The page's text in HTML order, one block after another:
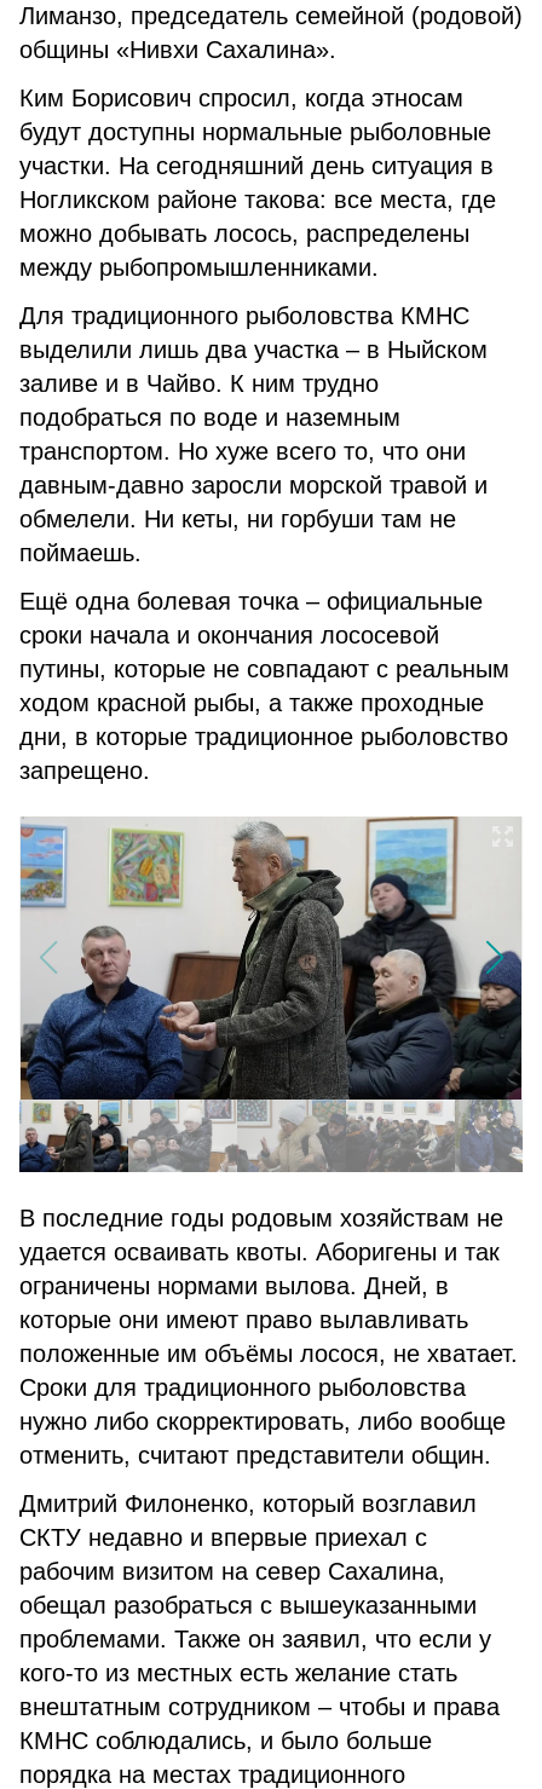
Лиманзо, председатель семейной (родовой)
общины «Нивхи Сахалина».
Ким Борисович спросил, когда этносам
будут доступны нормальные рыболовные
участки. На сегодняшний день ситуация в
Ногликском районе такова: все места, где
можно добывать лосось, распределены
между рыбопромышленниками.
Для традиционного рыболовства КМНС
выделили лишь два участка – в Ныйском
заливе и в Чайво. К ним трудно
подобраться по воде и наземным
транспортом. Но хуже всего то, что они
давным-давно заросли морской травой и
обмелели. Ни кеты, ни горбуши там не
поймаешь.
Ещё одна болевая точка – официальные
сроки начала и окончания лососевой
путины, которые не совпадают с реальным
ходом красной рыбы, а также проходные
дни, в которые традиционное рыболовство
запрещено.
В последние годы родовым хозяйствам не
удается осваивать квоты. Аборигены и так
ограничены нормами вылова. Дней, в
которые они имеют право вылавливать
положенные им объёмы лосося, не хватает.
Сроки для традиционного рыболовства
нужно либо скорректировать, либо вообще
отменить, считают представители общин.
Дмитрий Филоненко, который возглавил
СКТУ недавно и впервые приехал с
рабочим визитом на север Сахалина,
обещал разобраться с вышеуказанными
проблемами. Также он заявил, что если у
кого-то из местных есть желание стать
внештатным сотрудником – чтобы и права
КМНС соблюдались, и было больше
порядка на местах традиционного